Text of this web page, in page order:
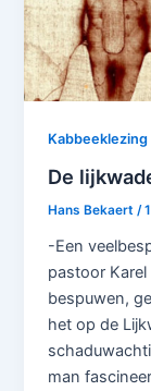
Kabbeeklezing
De
Hans Bekaert/
-Een
pastoor
bespuwen,
het op de
man